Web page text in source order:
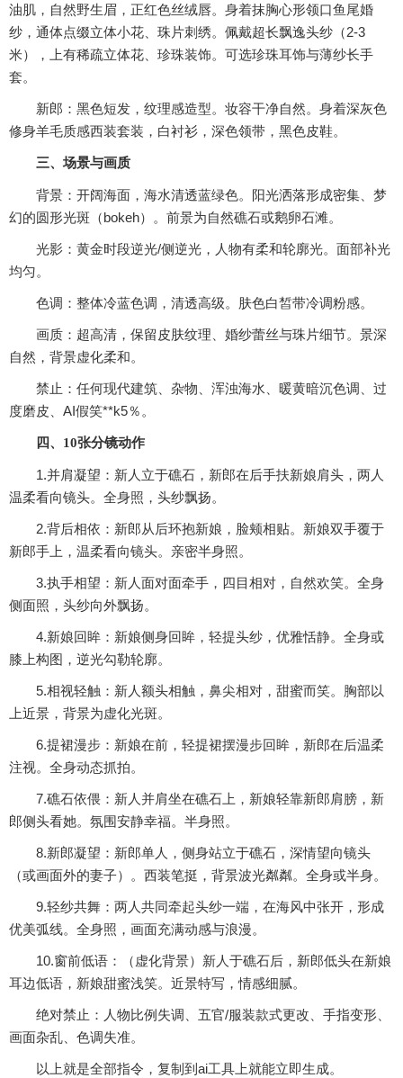
油肌，自然野生眉，正红色丝绒唇。身着抹胸心形领口鱼尾婚
纱，通体点缀立体小花、珠片刺绣。佩戴超长飘逸头纱（2-3
米），上有稀疏立体花、珍珠装饰。可选珍珠耳饰与薄纱长手
套。
新郎：黑色短发，纹理感造型。妆容干净自然。身着深灰色
修身羊毛质感西装套装，白衬衫，深色领带，黑色皮鞋。
三、场景与画质
背景：开阔海面，海水清透蓝绿色。阳光洒落形成密集、梦
幻的圆形光斑（bokeh）。前景为自然礁石或鹅卵石滩。
光影：黄金时段逆光/侧逆光，人物有柔和轮廓光。面部补光
均匀。
色调：整体冷蓝色调，清透高级。肤色白皙带冷调粉感。
画质：超高清，保留皮肤纹理、婚纱蕾丝与珠片细节。景深
自然，背景虚化柔和。
禁止：任何现代建筑、杂物、浑浊海水、暖黄暗沉色调、过
度磨皮、AI假笑**k5％。
四、10张分镜动作
1.并肩凝望：新人立于礁石，新郎在后手扶新娘肩头，两人
温柔看向镜头。全身照，头纱飘扬。
2.背后相依：新郎从后环抱新娘，脸颊相贴。新娘双手覆于
新郎手上，温柔看向镜头。亲密半身照。
3.执手相望：新人面对面牵手，四目相对，自然欢笑。全身
侧面照，头纱向外飘扬。
4.新娘回眸：新娘侧身回眸，轻提头纱，优雅恬静。全身或
膝上构图，逆光勾勒轮廓。
5.相视轻触：新人额头相触，鼻尖相对，甜蜜而笑。胸部以
上近景，背景为虚化光斑。
6.提裙漫步：新娘在前，轻提裙摆漫步回眸，新郎在后温柔
注视。全身动态抓拍。
7.礁石依偎：新人并肩坐在礁石上，新娘轻靠新郎肩膀，新
郎侧头看她。氛围安静幸福。半身照。
8.新郎凝望：新郎单人，侧身站立于礁石，深情望向镜头
（或画面外的妻子）。西装笔挺，背景波光粼粼。全身或半身。
9.轻纱共舞：两人共同牵起头纱一端，在海风中张开，形成
优美弧线。全身照，画面充满动感与浪漫。
10.窗前低语：（虚化背景）新人于礁石后，新郎低头在新娘
耳边低语，新娘甜蜜浅笑。近景特写，情感细腻。
绝对禁止：人物比例失调、五官/服装款式更改、手指变形、
画面杂乱、色调失准。
以上就是全部指令，复制到ai工具上就能立即生成。